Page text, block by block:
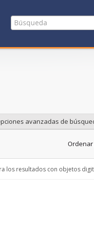
avanzadas de
Ordenar
los resultados con objetos